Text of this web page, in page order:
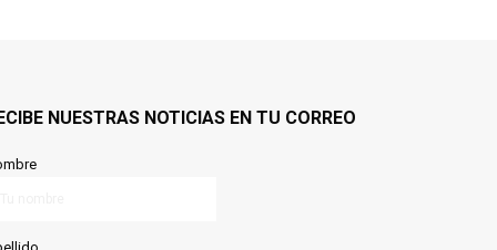
NUESTRAS NOTICIAS EN TU CORREO